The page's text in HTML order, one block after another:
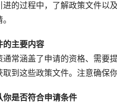
进的过程中，了解政策文件以
的主要内容
通常涵盖了申请的资格、需要
到这些政策文件。注意确保
你是否符合申请条件